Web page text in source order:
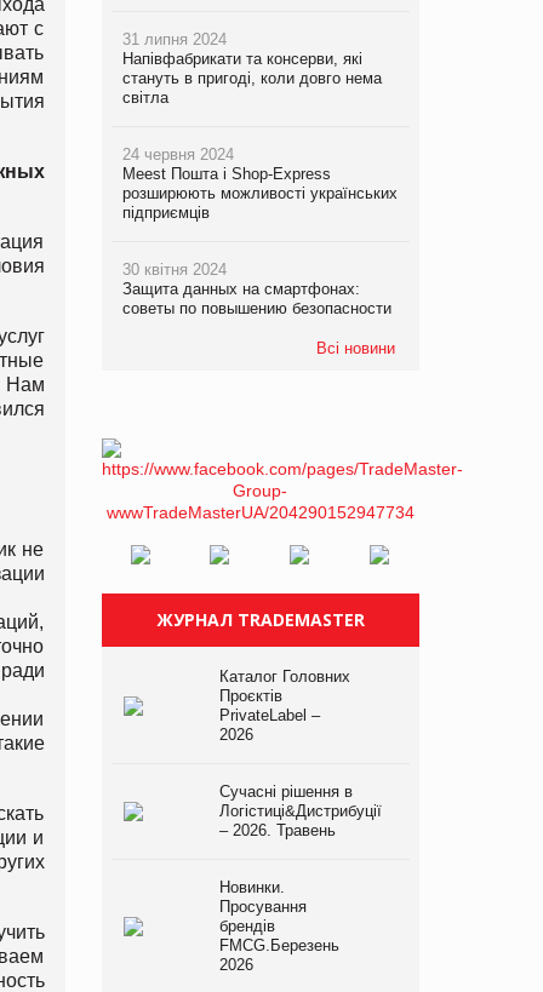
с
Нам
не
и
31 липня 2024
Напівфабрикати та консерви, які
стануть в пригоді, коли довго нема
світла
24 червня 2024
Meest Пошта і Shop-Express
розширюють можливості українських
підприємців
30 квітня 2024
Защита данных на смартфонах:
советы по повышению безопасности
Всі новини
ЖУРНАЛ TRADEMASTER
Каталог Головних
Проєктів
PrivateLabel –
2026
Сучасні рішення в
Логістиці&Дистрибуції
– 2026. Травень
Новинки.
Просування
брендів
FMCG.Березень
2026